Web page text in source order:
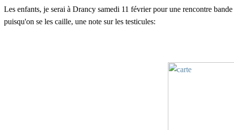
Les enfants, je serai à Drancy samedi 11 février pour une rencontre
puisqu'on se les caille, une note sur les testicules: